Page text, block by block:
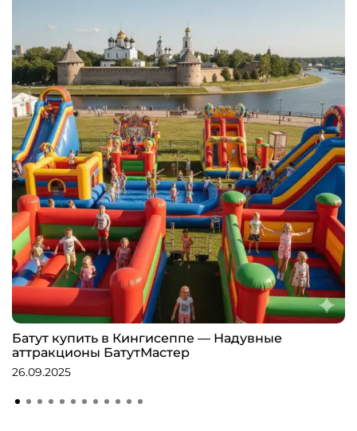
Батут купить в Кингисеппе — Надувные
аттракционы БатутМастер
26.09.2025